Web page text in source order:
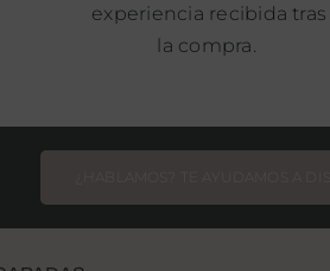
experiencia recibida tras
la compra.